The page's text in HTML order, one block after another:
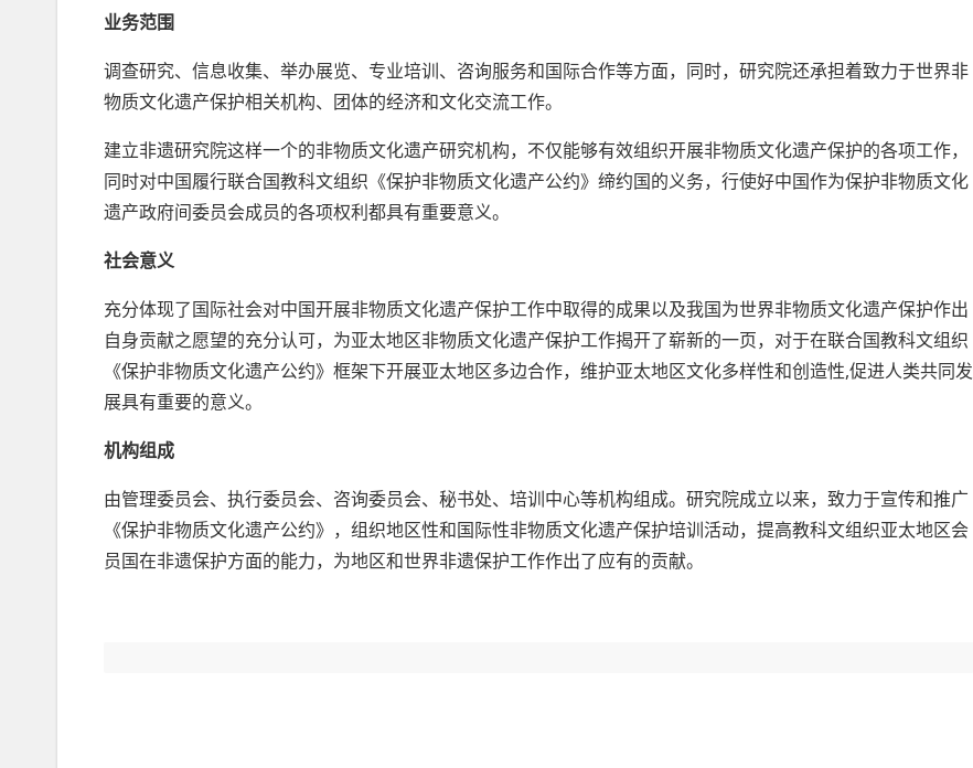
业务范围
调查研究、信息收集、举办展览、专业培训、咨询服务和国际合作等方面，同时，研究院还承担着致力于世界非
物质文化遗产保护相关机构、团体的经济和文化交流工作。
建立非遗研究院这样一个的非物质文化遗产研究机构，不仅能够有效组织开展非物质文化遗产保护的各项工作，
同时对中国履行联合国教科文组织《保护非物质文化遗产公约》缔约国的义务，行使好中国作为保护非物质文化
遗产政府间委员会成员的各项权利都具有重要意义。
社会意义
充分体现了国际社会对中国开展非物质文化遗产保护工作中取得的成果以及我国为世界非物质文化遗产保护作出
自身贡献之愿望的充分认可，为亚太地区非物质文化遗产保护工作揭开了崭新的一页，对于在联合国教科文组织
《保护非物质文化遗产公约》框架下开展亚太地区多边合作，维护亚太地区文化多样性和创造性,促进人类共同发
展具有重要的意义。
机构组成
由管理委员会、执行委员会、咨询委员会、秘书处、培训中心等机构组成。研究院成立以来，致力于宣传和推广
《保护非物质文化遗产公约》，组织地区性和国际性非物质文化遗产保护培训活动，提高教科文组织亚太地区会
员国在非遗保护方面的能力，为地区和世界非遗保护工作作出了应有的贡献。